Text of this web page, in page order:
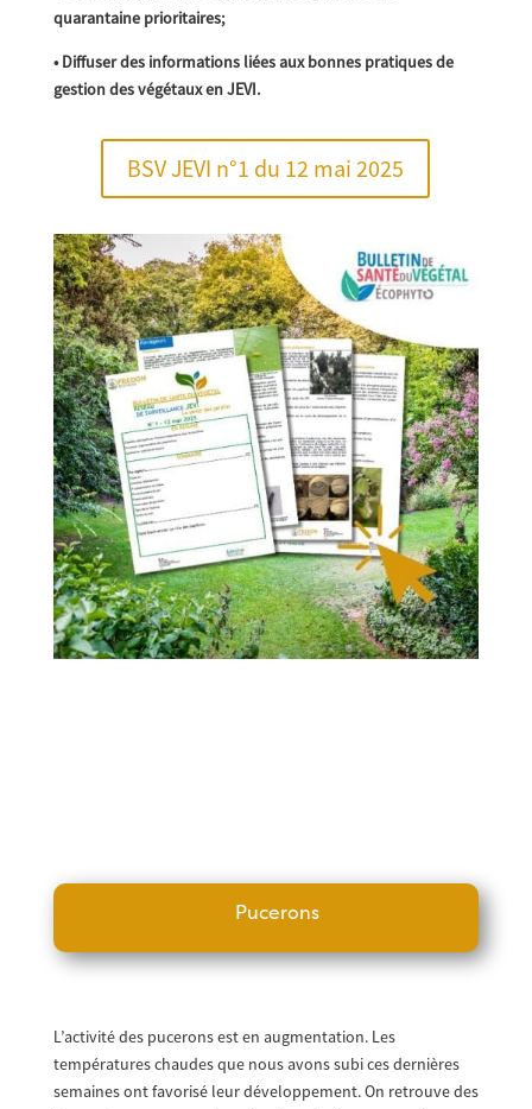
quarantaine prioritaires;
• Diffuser des informations liées aux bonnes pratiques de
gestion des végétaux en JEVI.
BSV JEVI n°1 du 12 mai 2025
Pucerons
L’activité des pucerons est en augmentation. Les
températures chaudes que nous avons subi ces dernières
semaines ont favorisé leur développement. On retrouve des